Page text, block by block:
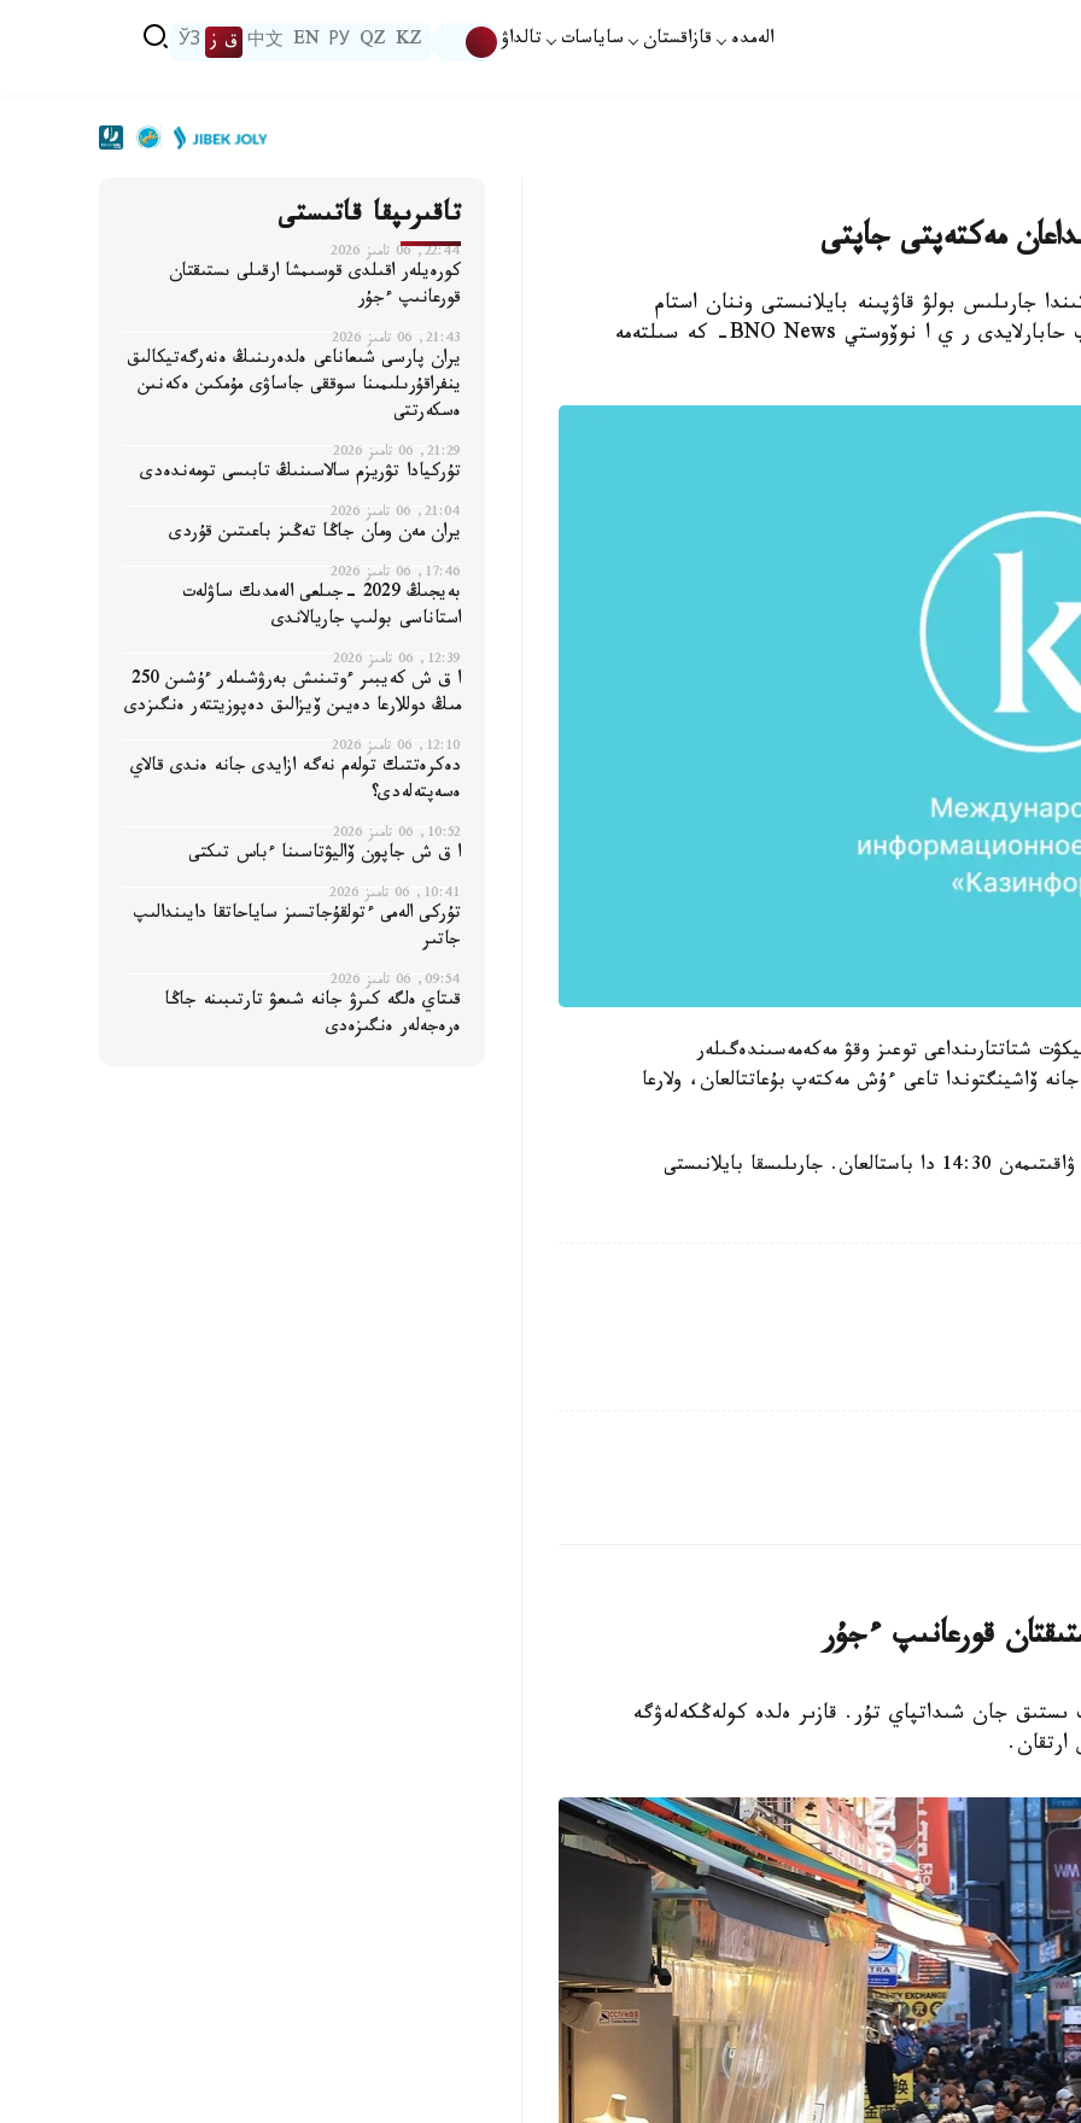
الەمدە قازاقستان ساياسات تالداۋ KZ
QZ
РУ
EN
中文 ق ز ЎЗ
مەكتەپتى جاپتى
جارىلىس بولۋ قاۋپىنە بايلانىستى وننان استام
مەكتەپتەگى ادامدار شۇعىل ەۆاكۋاتسيالاندى، دەپ حابارلايدى ر ي ا نوۆوستي BNO News- كە سىلتەمە
شتاتتارىنداعى توعىز وقۋ مەكەمەسىندەگىلەر
ۆاشينگتوندا تاعى ءۇش مەكتەپ بۇعاتتالعان، ولارعا
«كەلەڭسىز جاعداي ا ق ش- تىڭ شىعىس جاعالاۋى ۋاقىتىمەن 14:30 دا باستالعان. جارىلىسقا بايلانىستى
قورعانىپ ءجۇر
ىستىق جان شىداتپاي تۇر. قازىر ەلدە كولەڭكەلەۋگە
ارتقان.
تاقىرىپقا قاتىستى
22:44, 06 تامىز 2026
كورەيلەر اقىلدى قوسىمشا ارقىلى ىستىقتان
قورعانىپ ءجۇر
21:43, 06 تامىز 2026
يران پارسى شىعاناعى ەلدەرىنىڭ ەنەرگەتيكالىق
ينفراقۇرىلىمىنا سوققى جاساۋى مۇمكىن ەكەنىن
ەسكەرتتى
21:29, 06 تامىز 2026
تۇركيادا تۋريزم سالاسىنىڭ تابىسى تومەندەدى
21:04, 06 تامىز 2026
يران مەن ومان جاڭا تەڭىز باعىتىن قۇردى
17:46, 06 تامىز 2026
بەيجىڭ 2029 -جىلعى الەمدىك ساۋلەت
استاناسى بولىپ جاريالاندى
12:39, 06 تامىز 2026
ا ق ش كەيبىر ءوتىنىش بەرۋشىلەر ءۇشىن 250
مىڭ دوللارعا دەيىن ۆيزالىق دەپوزيتتەر ەنگىزدى
12:10, 06 تامىز 2026
دەكرەتتىك تولەم نەگە ازايدى جانە ەندى قالاي
ەسەپتەلەدى؟
10:52, 06 تامىز 2026
ا ق ش جاپون ۆاليۋتاسىنا ءباس تىكتى
10:41, 06 تامىز 2026
تۇركى الەمى ءتولقۇجاتسىز ساياحاتقا دايىندالىپ
جاتىر
09:54, 06 تامىز 2026
قىتاي ەلگە كىرۋ جانە شىعۋ تارتىبىنە جاڭا
ەرەجەلەر ەنگىزەدى